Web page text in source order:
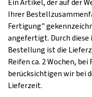
Ein Artikel, der auf der
Ihrer
Fertigung"
angefertigt. Durch
Bestellung ist die
Reifen ca. 2 Wochen, bei
berücksichtigen wir bei
Lieferzeit.